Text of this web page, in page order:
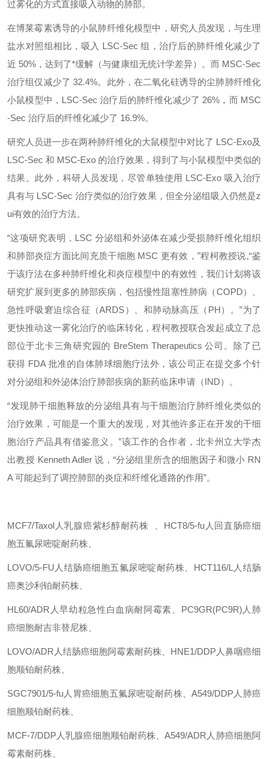
过雾化的方式直接吸入动物的肺部。
在博莱霉素诱导的小鼠肺纤维化模型中，研究人员发现，与生理
盐水对照组相比，吸入 LSC-Sec 组，治疗后的肺纤维化减少了
近 50%，达到了*缓解（与健康组无统计学差异）。而 MSC-Sec
治疗组仅减少了 32.4%。此外，在二氧化硅诱导的尘肺肺纤维化
小鼠模型中，LSC-Sec 治疗后的肺纤维化减少了 26%，而 MSC
-Sec 治疗后的纤维化减少了 16.9%。
研究人员进一步在两种肺纤维化的大鼠模型中对比了 LSC-Exo及
LSC-Sec 和 MSC-Exo 的治疗效果，得到了与小鼠模型中类似的
结果。此外，科研人员发现，尽管单独使用 LSC-Exo 吸入治疗
具有与 LSC-Sec 治疗类似的治疗效果，但全分泌组吸入仍然是z
ui有效的治疗方法。
“这项研究表明，LSC 分泌组和外泌体在减少受损肺纤维化组织
和肺部炎症方面比间充质干细胞 MSC 更有效，”程柯教授说,“鉴
于该疗法在多种肺纤维化和炎症模型中的有效性，我们计划将该
研究扩展到更多的肺部疾病，包括慢性阻塞性肺病（COPD）、
急性呼吸窘迫综合征（ARDS）、和肺动脉高压（PH）。”为了
更快推动这一雾化治疗的临床转化，程柯教授联合发起成立了总
部位于北卡三角研究园的 BreStem Therapeutics 公司。除了已
获得 FDA 批准的自体肺球细胞疗法外，该公司正在提交多个针
对分泌组和外泌体治疗肺部疾病的新药临床申请（IND）。
“发现肺干细胞释放的分泌组具有与干细胞治疗肺纤维化类似的
治疗效果，可能是一个重大的发现，对其他许多正在开发的干细
胞治疗产品具有借鉴意义。”该工作的合作者，北卡州立大学杰
出教授 Kenneth Adler 说，“分泌组里所含的细胞因子和微小 RN
A 可能起到了调控肺部的炎症和纤维化通路的作用”。
MCF7/Taxol人乳腺癌紫杉醇耐药株
HCT8/5-fu人回直肠癌细
胞五氟尿嘧啶耐药株
LOVO/5-FU人结肠癌细胞五氟尿嘧啶耐药株
HCT116/L人结肠
癌奥沙利铂耐药株
HL60/ADR人早幼粒急性白血病耐阿霉素
PC9GR(PC9R)人肺
癌细胞耐吉非替尼株
LOVO/ADR人结肠癌细胞阿霉素耐药株
HNE1/DDP人鼻咽癌细
胞顺铂耐药株
SGC7901/5-fu人胃癌细胞五氟尿嘧啶耐药株、A549/DDP人肺癌
细胞顺铂耐药株
MCF-7/DDP人乳腺癌细胞顺铂耐药株 、A549/ADR人肺癌细胞阿
霉素耐药株